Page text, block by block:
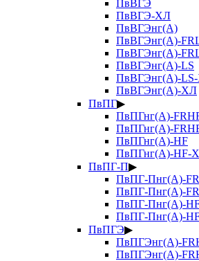
ПвВГЭ
ПвВГЭ-ХЛ
ПвВГЭнг(А)
ПвВГЭнг(А)-
ПвВГЭнг(А)-
ПвВГЭнг(А)-LS
ПвВГЭнг(А)-
ПвВГЭнг(А)-ХЛ
ПвПГ▶
ПвПГнг(А)-
ПвПГнг(А)-
ПвПГнг(А)-HF
ПвПГнг(А)-HF-
ПвПГ-П▶
ПвПГ-Пнг(А)-
ПвПГ-Пнг(А)-
ПвПГ-Пнг(А)-
ПвПГ-Пнг(А)-
ПвПГЭ▶
ПвПГЭнг(А)-
ПвПГЭнг(А)-